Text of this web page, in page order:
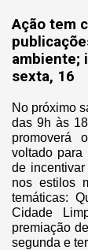
Ação tem
ambiente;
sexta, 16
No próximo
das 9h às
promoverá
voltado para
de
nos estilos
temáticas:
Cidade
premiação
segunda e